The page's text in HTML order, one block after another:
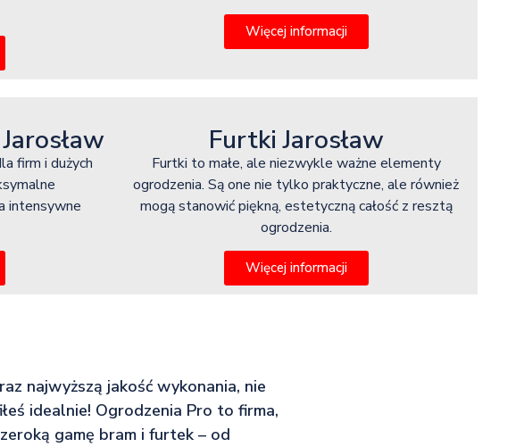
Więcej informacji
firm i dużych
intensywne
Furtki Jarosław
Furtki to małe, ale niezwykle ważne elementy
ogrodzenia. Są one nie tylko praktyczne, ale również
mogą stanowić piękną, estetyczną całość z resztą
ogrodzenia.
Więcej informacji
najwyższą jakość wykonania, nie
idealnie! Ogrodzenia Pro to firma,
gamę bram i furtek – od